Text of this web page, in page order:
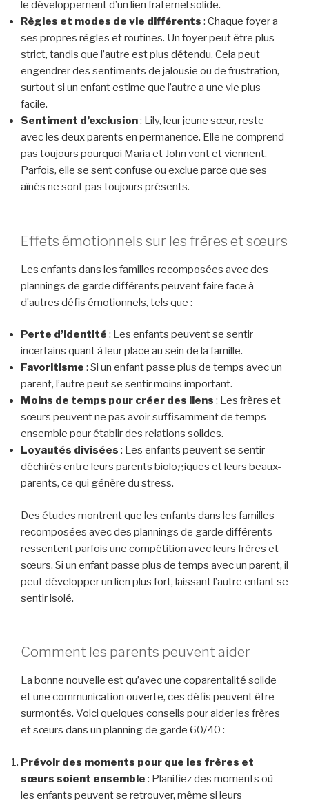
le développement d’un lien fraternel solide.
Règles et modes de vie différents : Chaque foyer a
ses propres règles et routines. Un foyer peut être plus
strict, tandis que l’autre est plus détendu. Cela peut
engendrer des sentiments de jalousie ou de frustration,
surtout si un enfant estime que l’autre a une vie plus
facile.
Sentiment d’exclusion: Lily, leur jeune sœur, reste
avec les deux parents en permanence. Elle ne comprend
pas toujours pourquoi Maria et John vont et viennent.
Parfois, elle se sent confuse ou exclue parce que ses
aînés ne sont pas toujours présents.
Effets émotionnels sur les frères et sœurs
Les enfants dans les familles recomposées avec des
plannings de garde différents peuvent faire face à
d’autres défis émotionnels, tels que :
Perte d’identité : Les enfants peuvent se sentir
incertains quant à leur place au sein de la famille.
Favoritisme : Si un enfant passe plus de temps avec un
parent, l’autre peut se sentir moins important.
Moins de temps pour créer des liens : Les frères et
sœurs peuvent ne pas avoir suffisamment de temps
ensemble pour établir des relations solides.
Loyautés divisées : Les enfants peuvent se sentir
déchirés entre leurs parents biologiques et leurs beaux-
parents, ce qui génère du stress.
Des études montrent que les enfants dans les familles
recomposées avec des plannings de garde différents
ressentent parfois une compétition avec leurs frères et
sœurs. Si un enfant passe plus de temps avec un parent, il
peut développer un lien plus fort, laissant l’autre enfant se
sentir isolé.
Comment les parents peuvent aider
La bonne nouvelle est qu’avec une coparentalité solide
et une communication ouverte, ces défis peuvent être
surmontés. Voici quelques conseils pour aider les frères
et sœurs dans un planning de garde 60/40 :
Prévoir des moments pour que les frères et
sœurs soient ensemble : Planifiez des moments où
les enfants peuvent se retrouver, même si leurs